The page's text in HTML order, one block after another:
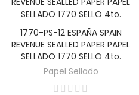
AÑADIR AL CARRITO
1770-PS-12 ESPAÑA SPAIN
REVENUE SEALLED PAPER PAPEL
SELLADO 1770 SELLO 4to.
Papel Sellado